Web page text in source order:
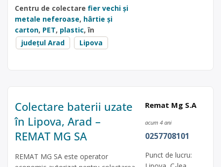
Centru de colectare fier vechi și
metale neferoase, hârtie și
carton, PET, plastic, în
județul Arad
Lipova
Colectare baterii uzate
în Lipova, Arad –
REMAT MG SA
REMAT MG SA este operator
Remat Mg S.A
acum 4 ani
0257708101
Punct de lucru: